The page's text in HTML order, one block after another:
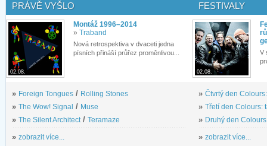
PRÁVĚ VYŠLO
02.08.
Montáž 1996–2014
» Traband
Nová retrospektiva v dvaceti jedna
písních přináší průřez proměnlivou...
» Foreign Tongues / Rolling Stones
» The Wow! Signal / Muse
» The Silent Architect/ Teramaze
» zobrazit více...
FESTIVALY
02.08.
V
» Čtvrtý den
» Třetí den Colours:
» Druhý den
» zobrazit více...